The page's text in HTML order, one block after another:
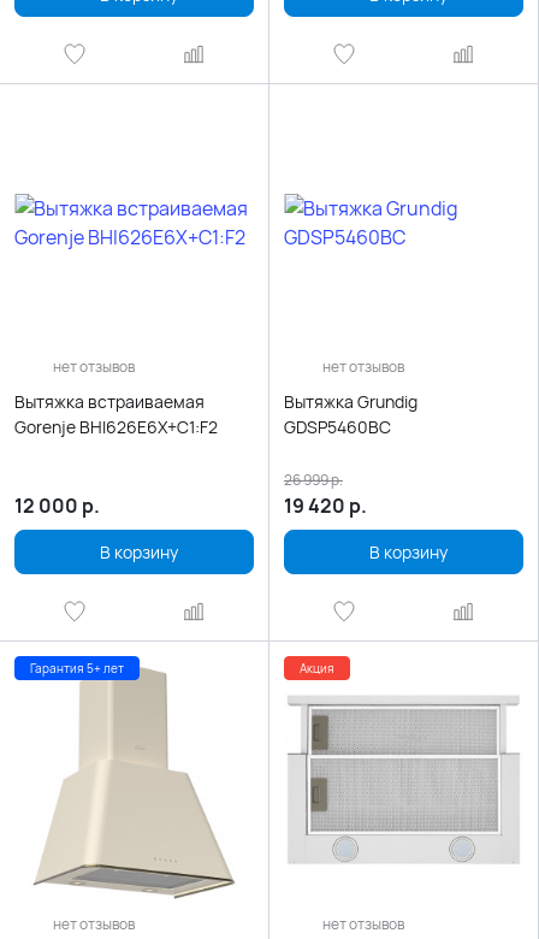
нет отзывов
Вытяжка встраиваемая
Gorenje BHI626E6X+C1:F2
12 000 р.
В корзину
нет отзывов
Вытяжка Grundig
GDSP5460BC
19 420 р.
26 999р.
В корзину
Гарантия 5+ лет
нет отзывов
Акция
нет отзывов